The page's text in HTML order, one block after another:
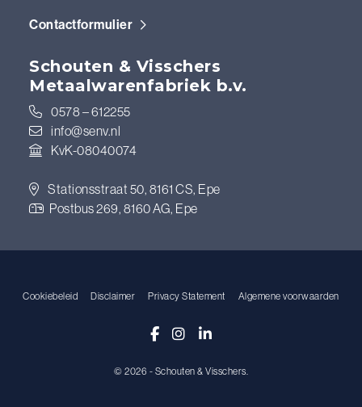
Contactformulier
Schouten & Visschers
Metaalwarenfabriek b.v.
0578 – 612255
info@senv.nl
KvK-08040074
Stationsstraat 50, 8161 CS, Epe
Postbus 269, 8160 AG, Epe
© 2026 - Schouten & Visschers.
Cookiebeleid Disclaimer Privacy Statement Algemene voorwaarden
Facebook
Instagram
LinkedIn